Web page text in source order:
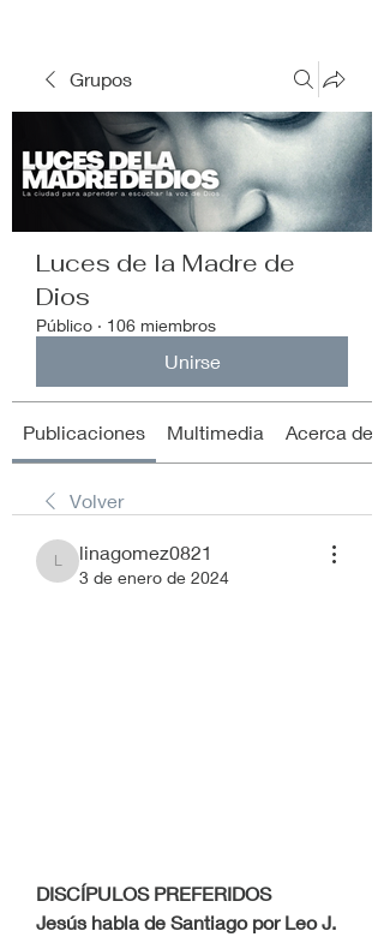
Grupos
Luces de la Madre de
Dios
Público · 106 miembros
Unirse
Publicaciones Multimedia Acerca de
Volver
linagomez0821
linagomez0821
3 de enero de 2024
DISCÍPULOS PREFERIDOS
Jesús habla de Santiago por Leo J.